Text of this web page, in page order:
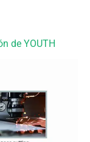
de YOUTH